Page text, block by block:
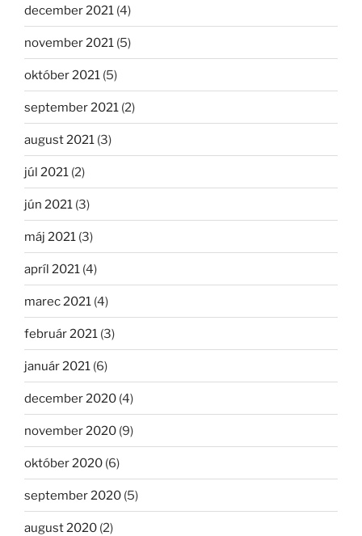
december 2021 (4)
november 2021 (5)
október 2021 (5)
september 2021 (2)
august 2021 (3)
júl 2021 (2)
jún 2021 (3)
máj 2021 (3)
apríl 2021 (4)
marec 2021 (4)
február 2021 (3)
január 2021 (6)
december 2020 (4)
november 2020 (9)
október 2020 (6)
september 2020 (5)
august 2020 (2)